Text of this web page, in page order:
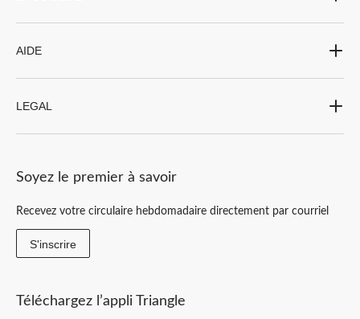
AIDE
LEGAL
Soyez le premier à savoir
Recevez votre circulaire hebdomadaire directement par courriel
S'inscrire
Téléchargez l’appli Triangle